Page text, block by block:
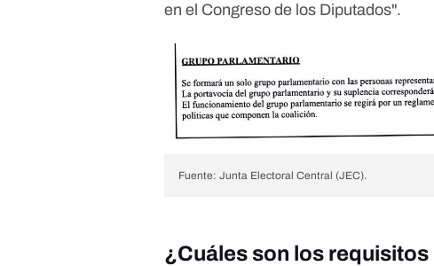
en el Congreso de los Diputados".
Fuente: Junta Electoral Central (JEC).
¿Cuáles son los